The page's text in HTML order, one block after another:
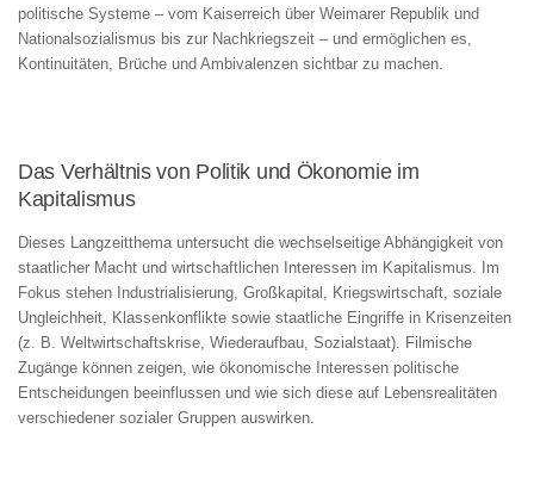
politische Systeme – vom Kaiserreich über Weimarer Republik und
Nationalsozialismus bis zur Nachkriegszeit – und ermöglichen es,
Kontinuitäten, Brüche und Ambivalenzen sichtbar zu machen.
Das Verhältnis von Politik und Ökonomie im
Kapitalismus
Dieses Langzeitthema untersucht die wechselseitige Abhängigkeit von
staatlicher Macht und wirtschaftlichen Interessen im Kapitalismus. Im
Fokus stehen Industrialisierung, Großkapital, Kriegswirtschaft, soziale
Ungleichheit, Klassenkonflikte sowie staatliche Eingriffe in Krisenzeiten
(z. B. Weltwirtschaftskrise, Wiederaufbau, Sozialstaat). Filmische
Zugänge können zeigen, wie ökonomische Interessen politische
Entscheidungen beeinflussen und wie sich diese auf Lebensrealitäten
verschiedener sozialer Gruppen auswirken.